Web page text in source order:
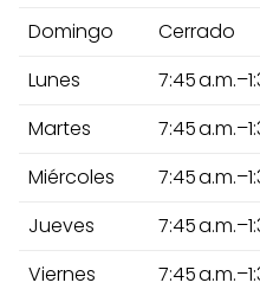
Domingo
Cerrado
Lunes
7:45
Martes
7:45
Miércoles
7:45
Jueves
7:45
Viernes
7:45